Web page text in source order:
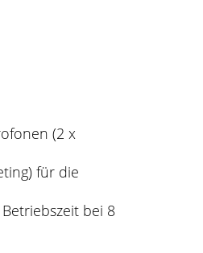
(2 x
für die
bei 8